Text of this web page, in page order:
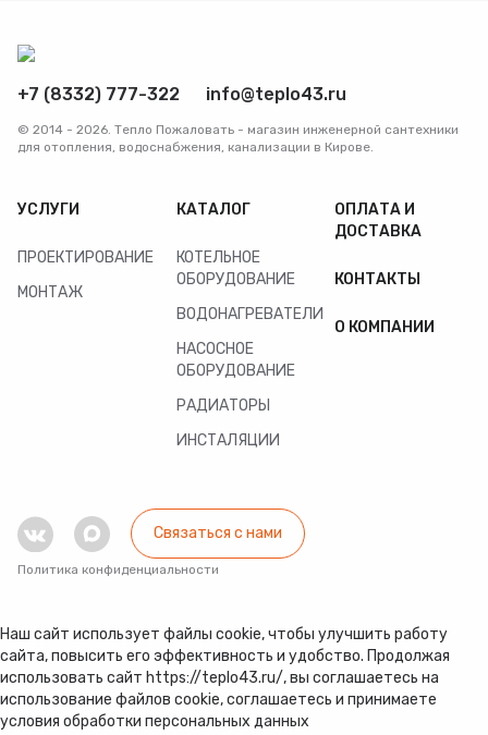
+7 (8332) 777-322 info@teplo43.ru
© 2014 - 2026. Тепло Пожаловать - магазин инженерной сантехники
для отопления, водоснабжения, канализации в Кирове.
УСЛУГИ
ПРОЕКТИРОВАНИЕ
МОНТАЖ
КАТАЛОГ
КОТЕЛЬНОЕ
ОБОРУДОВАНИЕ
ВОДОНАГРЕВАТЕЛИ
НАСОСНОЕ
ОБОРУДОВАНИЕ
РАДИАТОРЫ
ИНСТАЛЯЦИИ
ОПЛАТА И
ДОСТАВКА
КОНТАКТЫ
О КОМПАНИИ
Политика конфиденциальности
Связаться с нами
Наш сайт использует файлы cookie, чтобы улучшить работу
сайта, повысить его эффективность и удобство. Продолжая
использовать сайт https://teplo43.ru/, вы соглашаетесь на
использование файлов cookie, соглашаетесь и принимаете
условия обработки персональных данных